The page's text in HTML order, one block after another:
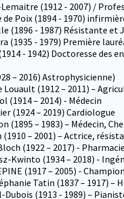
(1912 - 2007) /
de Poix (1894 - 1970)
(1896 - 1987) Résistante et
(1935 - 1979) Première
- 1942) Doctoresse des
– 2016) Astrophysicienne)
Louault (1912 – 2011) –
(1914 – 2014) - Médecin
(1924 – 2019) Cardiologue
(1895 – 1983) – Médecin,
(1910 – 2001) – Actrice,
(1922 – 2017) -
Kwinto (1934 – 2018) -
(1917 – 2005) -
Tatin (1837 – 1917) –
Dubois (1913 - 1989) –